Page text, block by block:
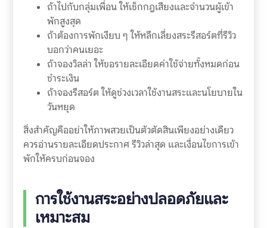
ถ้าไปกับกลุ่มเพื่อน ให้เช็กกฎเสียงและจำนวนผู้เข้า
พักสูงสุด
ถ้าต้องการพักเงียบ ๆ ให้หลีกเลี่ยงสระรีสอร์ตที่รีวิว
บอกว่าคนเยอะ
ถ้าจองวิลล่า ให้ขอรายละเอียดค่าใช้จ่ายทั้งหมดก่อน
ชำระเงิน
ถ้าจองรีสอร์ต ให้ดูช่วงเวลาใช้งานสระและนโยบายใน
วันหยุด
สิ่งสำคัญคืออย่าให้ภาพสวยเป็นตัวตัดสินเพียงอย่างเดียว
ควรอ่านรายละเอียดประกาศ รีวิวล่าสุด และเงื่อนไขการเข้า
พักให้ครบก่อนจอง
การใช้งานสระอย่างปลอดภัยและ
เหมาะสม